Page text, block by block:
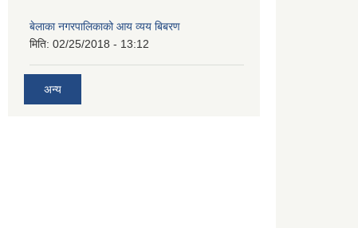
बेलाका नगरपालिकाको आय व्यय बिबरण
मिति: 02/25/2018 - 13:12
अन्य